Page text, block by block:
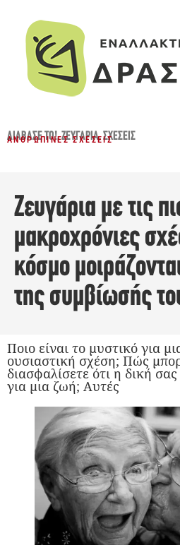
ΔΙΆΒΑΣΈ ΤΟ!,ΖΕΥΓΆΡΙΑ,ΣΧΈΣΕΙΣ
ΑΝΘΡΏΠΙΝΕΣ ΣΧΈΣΕΙΣ
Ζευγάρια με τις
μακροχρόνιες
κόσμο
της συμβίωσής
Ποιο είναι το μυστικό για
ουσιαστική σχέση; Πώς
διασφαλίσετε ότι η δική
για μια ζωή; Αυτές